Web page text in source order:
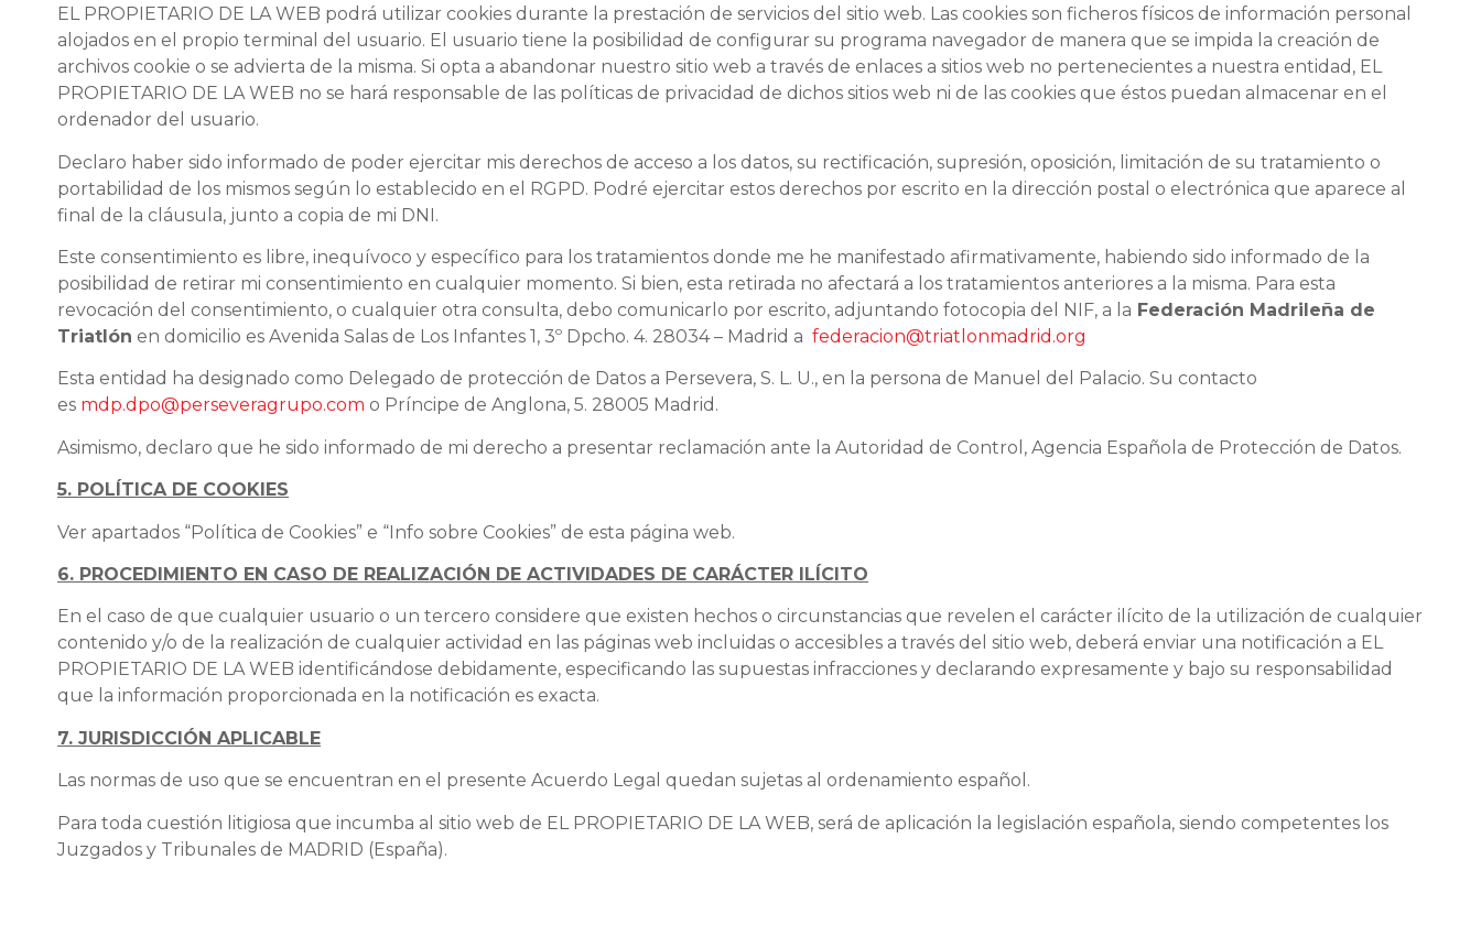
EL PROPIETARIO DE LA WEB podrá utilizar cookies durante la prestación de servicios del sitio web. Las cookies son ficheros físicos de información personal
alojados en el propio terminal del usuario. El usuario tiene la posibilidad de configurar su programa navegador de manera que se impida la creación de
archivos cookie o se advierta de la misma. Si opta a abandonar nuestro sitio web a través de enlaces a sitios web no pertenecientes a nuestra entidad, EL
PROPIETARIO DE LA WEB no se hará responsable de las políticas de privacidad de dichos sitios web ni de las cookies que éstos puedan almacenar en el
ordenador del usuario.
Declaro haber sido informado de poder ejercitar mis derechos de acceso a los datos, su rectificación, supresión, oposición, limitación de su tratamiento o
portabilidad de los mismos según lo establecido en el RGPD. Podré ejercitar estos derechos por escrito en la dirección postal o electrónica que aparece al
final de la cláusula, junto a copia de mi DNI.
Este consentimiento es libre, inequívoco y específico para los tratamientos donde me he manifestado afirmativamente, habiendo sido informado de la
posibilidad de retirar mi consentimiento en cualquier momento. Si bien, esta retirada no afectará a los tratamientos anteriores a la misma. Para esta
revocación del consentimiento, o cualquier otra consulta, debo comunicarlo por escrito, adjuntando fotocopia del NIF, a la Federación Madrileña de
Triatlón en domicilio es Avenida Salas de Los Infantes 1, 3º Dpcho. 4. 28034 – Madrid a federacion@triatlonmadrid.org
Esta entidad ha designado como Delegado de protección de Datos a Persevera, S. L. U., en la persona de Manuel del Palacio. Su contacto
es mdp.dpo@perseveragrupo.com o Príncipe de Anglona, 5. 28005 Madrid.
Asimismo, declaro que he sido informado de mi derecho a presentar reclamación ante la Autoridad de Control, Agencia Española de Protección de Datos.
5. POLÍTICA DE COOKIES
Ver apartados “Política de Cookies” e “Info sobre Cookies” de esta página web.
6. PROCEDIMIENTO EN CASO DE REALIZACIÓN DE ACTIVIDADES DE CARÁCTER ILÍCITO
En el caso de que cualquier usuario o un tercero considere que existen hechos o circunstancias que revelen el carácter ilícito de la utilización de cualquier
contenido y/o de la realización de cualquier actividad en las páginas web incluidas o accesibles a través del sitio web, deberá enviar una notificación a EL
PROPIETARIO DE LA WEB identificándose debidamente, especificando las supuestas infracciones y declarando expresamente y bajo su responsabilidad
que la información proporcionada en la notificación es exacta.
7. JURISDICCIÓN APLICABLE
Las normas de uso que se encuentran en el presente Acuerdo Legal quedan sujetas al ordenamiento español.
Para toda cuestión litigiosa que incumba al sitio web de EL PROPIETARIO DE LA WEB, será de aplicación la legislación española, siendo competentes los
Juzgados y Tribunales de MADRID (España).